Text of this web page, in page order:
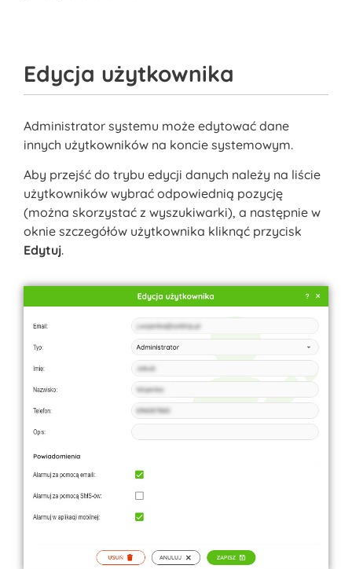
Edycja użytkownika
Administrator systemu może edytować dane
innych użytkowników na koncie systemowym.
Aby przejść do trybu edycji danych należy na liście
użytkowników wybrać odpowiednią pozycję
(można skorzystać z wyszukiwarki), a następnie w
oknie szczegółów użytkownika kliknąć przycisk
Edytuj.